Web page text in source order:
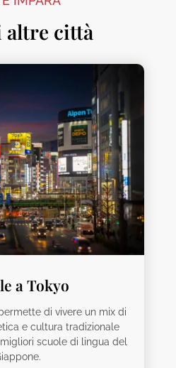
altre città
a Tokyo
di vivere un mix di
e cultura tradizionale
scuole di lingua del